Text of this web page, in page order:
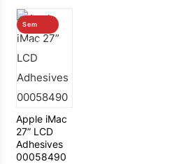
Sem
stock
Apple iMac
27” LCD
Adhesives
00058490